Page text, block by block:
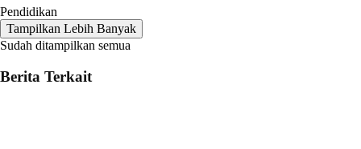
Pendidikan
Tampilkan Lebih Banyak
Sudah ditampilkan semua
Berita Terkait